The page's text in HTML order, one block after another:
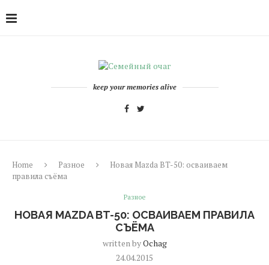
keep your memories alive
Home Разное
Новая Mazda BT-50: осваиваем
правила съёма
Разное
НОВАЯ MAZDA BT-50: ОСВАИВАЕМ ПРАВИЛА
СЪЁМА
written byOchag
24.04.2015